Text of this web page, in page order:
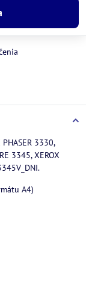
PHASER 3330,
3345, XEROX
A4)